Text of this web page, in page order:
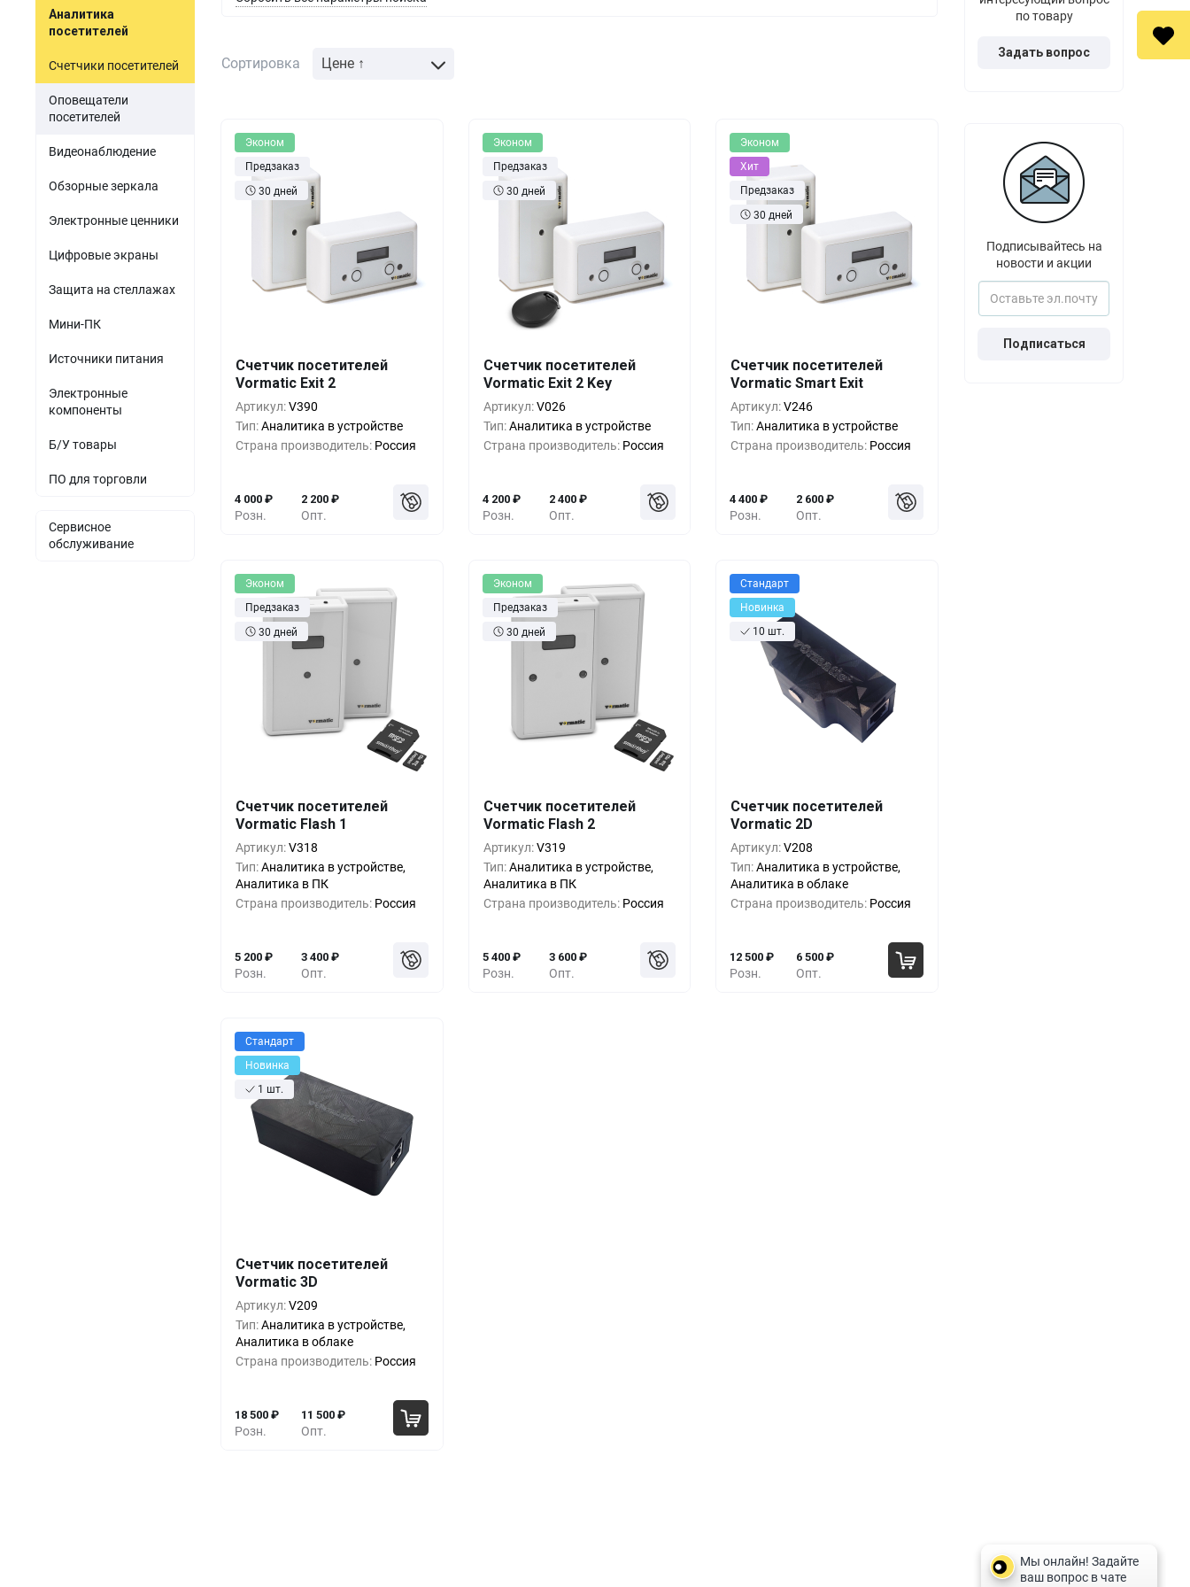
Мини-ПК
Источники питания
Электронные компоненты
Б/У товары
ПО для торговли
Акустомагнитные детекторы
Аналитика
посетителей
Счетчики посетителей
Оповещатели
посетителей
Видеонаблюдение
Обзорные зеркала
Электронные ценники
Цифровые экраны
Защита на стеллажах
Мини-ПК
Источники питания
Электронные
компоненты
Б/У товары
ПО для торговли
Сервисное
обслуживание
Сортировка Цене ↑
Эконом
Предзаказ
30 дней
Счетчик посетителей
Vormatic Exit 2
Артикул:V390
Тип:Аналитика в устройстве
Страна производитель: Россия
Розн.
4 000 ₽
Опт.
2 200 ₽
За 1 шт.
1+ 0%
5+ -10% 3 600
10+ -20% 3 200₽
Эконом
Предзаказ
30 дней
Счетчик посетителей
Vormatic Exit 2 Key
Артикул:V026
Тип:Аналитика в устройстве
Страна производитель: Россия
Розн.
4 200 ₽
Опт.
2 400 ₽
За 1 шт.
1+ 0%
5+ -9% 3 800
10+ -19% 3 400₽
Эконом
Хит
Предзаказ
30 дней
Счетчик посетителей
Vormatic Smart Exit
Артикул:V246
Тип:Аналитика в устройстве
Страна производитель: Россия
Розн.
4 400 ₽
Опт.
2 600 ₽
За 1 шт.
1+ 0%
5+ -9% 4 000
10+ -18% 3 600₽
Эконом
Предзаказ
30 дней
Счетчик посетителей
Vormatic Flash 1
Артикул:V318
Тип:Аналитика в устройстве,
Аналитика в ПК
Страна производитель: Россия
Розн.
5 200 ₽
Опт.
3 400 ₽
Кол-во Выгода За 1 шт.
1+ 0%
5+ -7% 4 800
10+ -15% 4 400₽
Эконом
Предзаказ
30 дней
Счетчик посетителей
Vormatic Flash 2
Артикул:V319
Тип:Аналитика в устройстве,
Аналитика в ПК
Страна производитель: Россия
Розн.
5 400 ₽
Опт.
3 600 ₽
Кол-во Выгода За 1 шт.
1+ 0%
5+ -7% 5 000
10+ -14% 4 600₽
Стандарт
Новинка
10 шт.
Счетчик посетителей
Vormatic 2D
Артикул:V208
Тип:Аналитика в устройстве,
Аналитика в облаке
Страна производитель: Россия
Розн.
12 500 ₽
Опт.
6 500 ₽
Кол-во Выгода За 1 шт.
1+ 0%
5+ -24% 9 500
10+ -40% 7 500₽
Стандарт
Новинка
1 шт.
Счетчик посетителей
Vormatic 3D
Артикул:V209
Тип:Аналитика в устройстве,
Аналитика в облаке
Страна производитель: Россия
Розн.
18 500 ₽
Опт.
11 500 ₽
Кол-во Выгода За 1 шт.
1+ 0%
5+ -16% 15 500
10+ -32% 12 500₽
по товару
Задать вопрос
Подписывайтесь на
новости и акции
Подписаться